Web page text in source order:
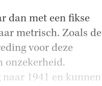
dan met een fikse
metrisch. Zoals de
voor deze
onzekerheid.
1941 en kunnen